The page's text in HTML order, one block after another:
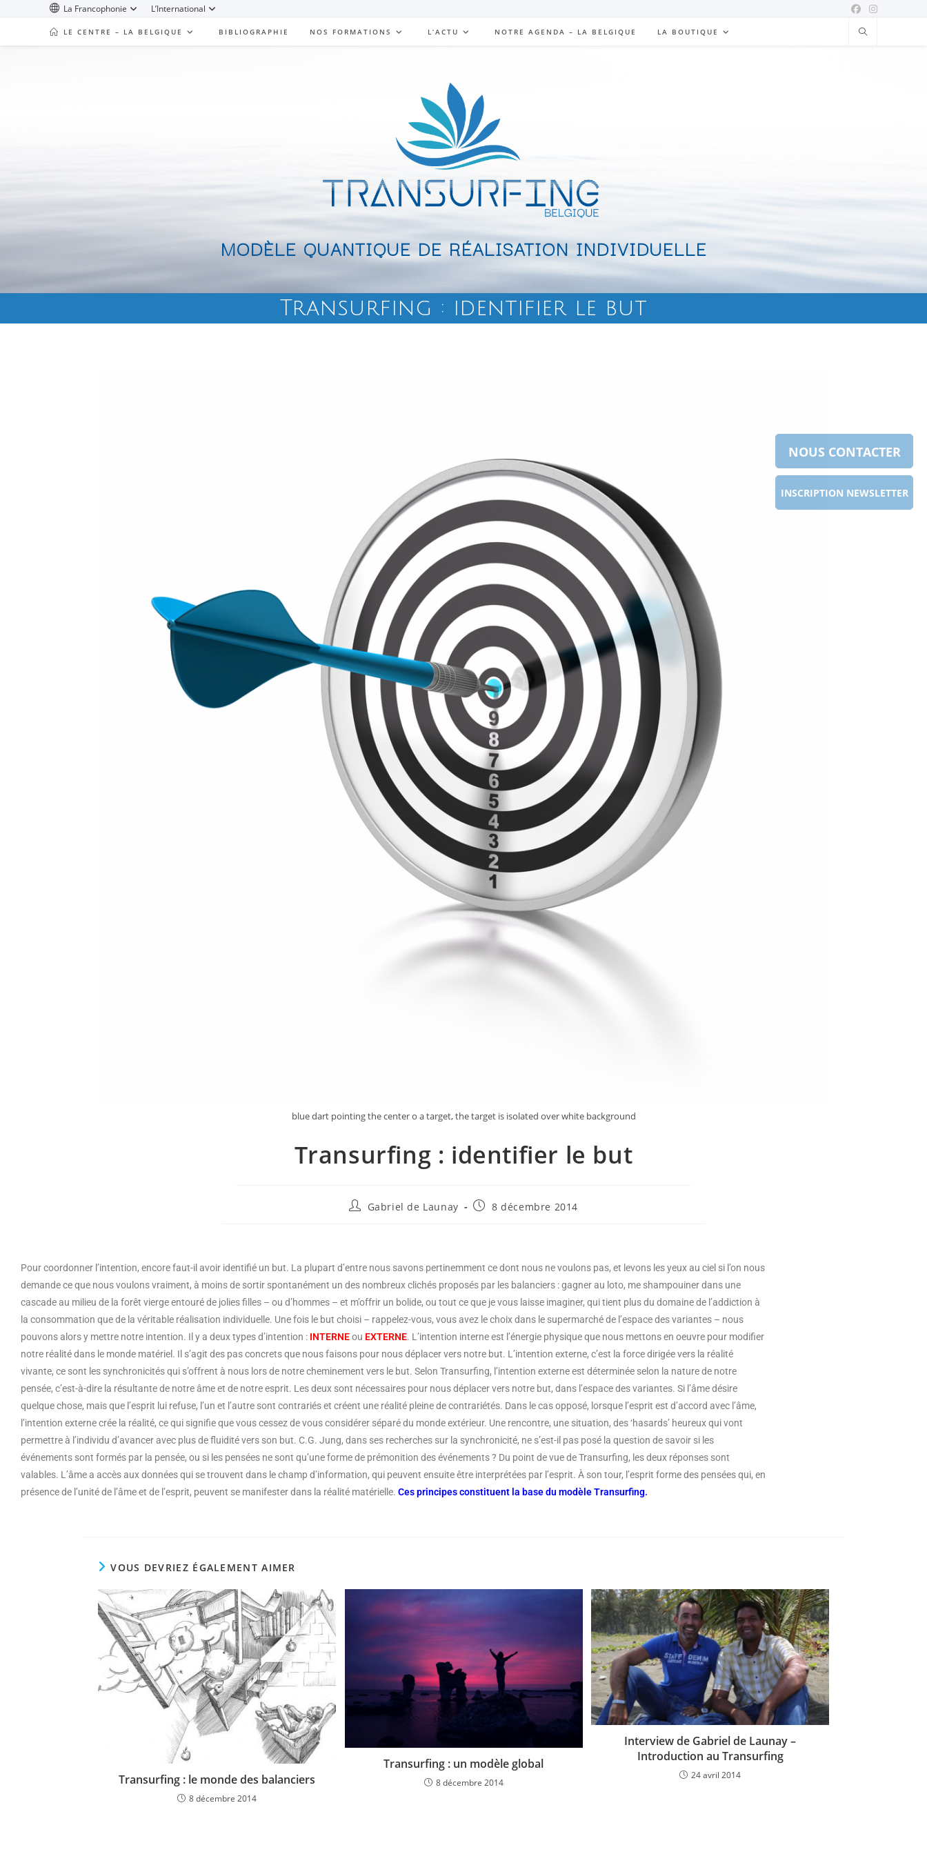
La Francophonie L’International
LE CENTRE – LA BELGIQUE BIBLIOGRAPHIE NOS FORMATIONS L’ACTU NOTRE AGENDA – LA BELGIQUE LA BOUTIQUE
MODÈLE QUANTIQUE DE RÉALISATION INDIVIDUELLE
Transurfing : identifier le but
blue dart pointing the center o a target, the target is isolated over white background
Transurfing : identifier le but
Gabriel de Launay 8 décembre 2014
Pour coordonner l’intention, encore faut-il avoir identifié un but. La plupart d’entre nous savons pertinemment ce dont nous ne voulons pas, et levons les yeux au ciel si l’on nous
demande ce que nous voulons vraiment, à moins de sortir spontanément un des nombreux clichés proposés par les balanciers : gagner au loto, me shampouiner dans une
cascade au milieu de la forêt vierge entouré de jolies filles – ou d’hommes – et m’offrir un bolide, ou tout ce que je vous laisse imaginer, qui tient plus du domaine de l’addiction à
la consommation que de la véritable réalisation individuelle. Une fois le but choisi – rappelez-vous, vous avez le choix dans le supermarché de l’espace des variantes – nous
pouvons alors y mettre notre intention. Il y a deux types d’intention : INTERNEou EXTERNE. L’intention interne est l’énergie physique que nous mettons en oeuvre pour modifier
notre réalité dans le monde matériel. Il s’agit des pas concrets que nous faisons pour nous déplacer vers notre but. L’intention externe, c’est la force dirigée vers la réalité
vivante, ce sont les synchronicités qui s’offrent à nous lors de notre cheminement vers le but. Selon Transurfing, l’intention externe est déterminée selon la nature de notre
pensée, c’est-à-dire la résultante de notre âme et de notre esprit. Les deux sont nécessaires pour nous déplacer vers notre but, dans l’espace des variantes. Si l’âme désire
quelque chose, mais que l’esprit lui refuse, l’un et l’autre sont contrariés et créent une réalité pleine de contrariétés. Dans le cas opposé, lorsque l’esprit est d’accord avec l’âme,
l’intention externe crée la réalité, ce qui signifie que vous cessez de vous considérer séparé du monde extérieur. Une rencontre, une situation, des ‘hasards’ heureux qui vont
permettre à l’individu d’avancer avec plus de fluidité vers son but. C.G. Jung, dans ses recherches sur la synchronicité, ne s’est-il pas posé la question de savoir si les
événements sont formés par la pensée, ou si les pensées ne sont qu’une forme de prémonition des événements ? Du point de vue de Transurfing, les deux réponses sont
valables. L’âme a accès aux données qui se trouvent dans le champ d’information, qui peuvent ensuite être interprétées par l’esprit. À son tour, l’esprit forme des pensées qui, en
présence de l’unité de l’âme et de l’esprit, peuvent se manifester dans la réalité matérielle. Ces principes constituent la base du modèle Transurfing.
VOUS DEVRIEZ ÉGALEMENT AIMER
Transurfing : le monde des balanciers
8 décembre 2014
Transurfing : un modèle global
8 décembre 2014
Interview de Gabriel de Launay –
Introduction au Transurfing
24 avril 2014
NOUS CONTACTER
INSCRIPTION NEWSLETTER